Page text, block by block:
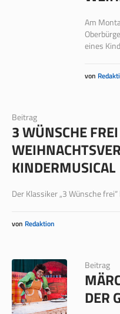
Am
eines
von
Beitrag
3 WÜNSCHE
KINDERMUSICAL
Der Klassiker „3 Wünsche
von Redaktion
Beitrag
DER